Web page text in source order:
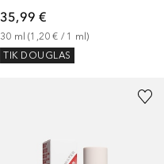
35,99 €
30 ml (1,20 € / 1 ml)
TIK DOUGLAS
+2